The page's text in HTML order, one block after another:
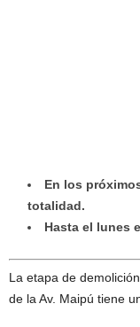
En los
totalidad.
Hasta el lunes
La etapa de
de la Av. Maipú tiene